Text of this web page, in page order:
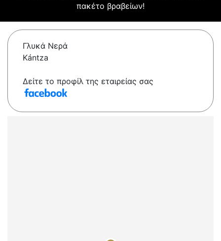
πακέτο βραβείων!
Γλυκά Νερά
Kántza
Δείτε το προφίλ της εταιρείας σας